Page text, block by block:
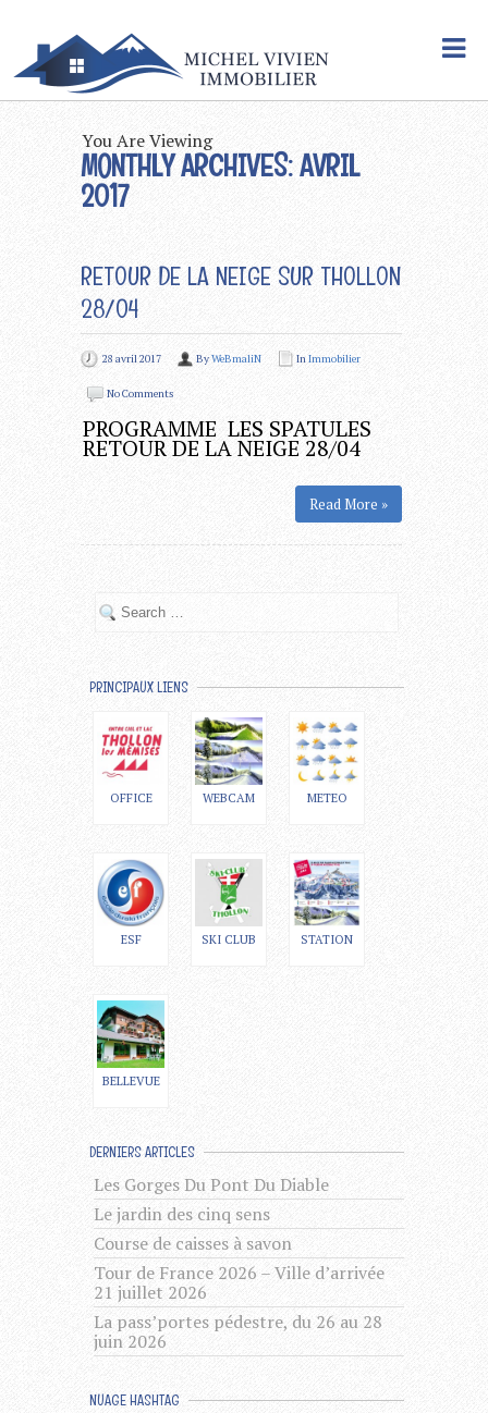
You Are Viewing
MONTHLY ARCHIVES: AVRIL
2017
RETOUR DE LA NEIGE SUR THOLLON
28/04
28 avril 2017 ByWeBmaliN InImmobilier
No Comments
PROGRAMME LES SPATULES
RETOUR DE LA NEIGE 28/04
Read More »
PRINCIPAUX LIENS
OFFICE WEBCAM METEO
ESF SKI CLUB STATION
BELLEVUE
DERNIERS ARTICLES
Les Gorges Du Pont Du Diable
Le jardin des cinq sens
Course de caisses à savon
Tour de France 2026 – Ville d’arrivée
21 juillet 2026
La pass’portes pédestre, du 26 au 28
juin 2026
NUAGE HASHTAG